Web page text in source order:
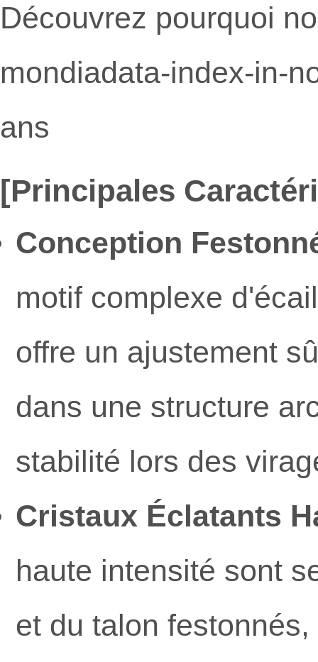
Découvrez pourquoi
mondiadata-index-in-
ans
[Principales
Conception
motif complexe
offre un ajustement
dans une structure
stabilité lors des
Cristaux Éclatants
haute intensité sont
et du talon